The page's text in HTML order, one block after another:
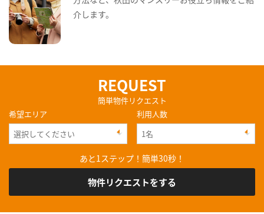
介します。
REQUEST
簡単物件リクエスト
希望エリア
利用人数
あと1ステップ！簡単30秒！
物件リクエストをする